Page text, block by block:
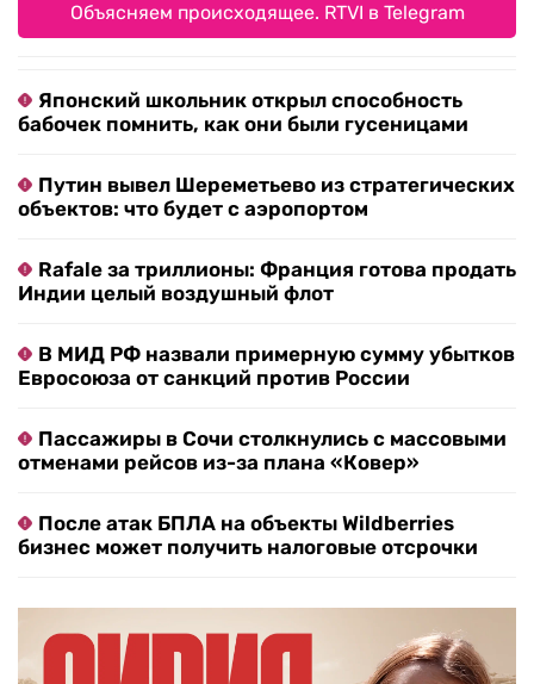
Объясняем происходящее. RTVI в Telegram
Японский школьник открыл способность
бабочек помнить, как они были гусеницами
Путин вывел Шереметьево из стратегических
объектов: что будет с аэропортом
Rafale за триллионы: Франция готова продать
Индии целый воздушный флот
В МИД РФ назвали примерную сумму убытков
Евросоюза от санкций против России
Пассажиры в Сочи столкнулись с массовыми
отменами рейсов из-за плана «Ковер»
После атак БПЛА на объекты Wildberries
бизнес может получить налоговые отсрочки